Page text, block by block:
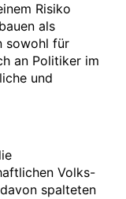
Risiko
als
sowohl für
an Politiker im
und
Volks-
spalteten